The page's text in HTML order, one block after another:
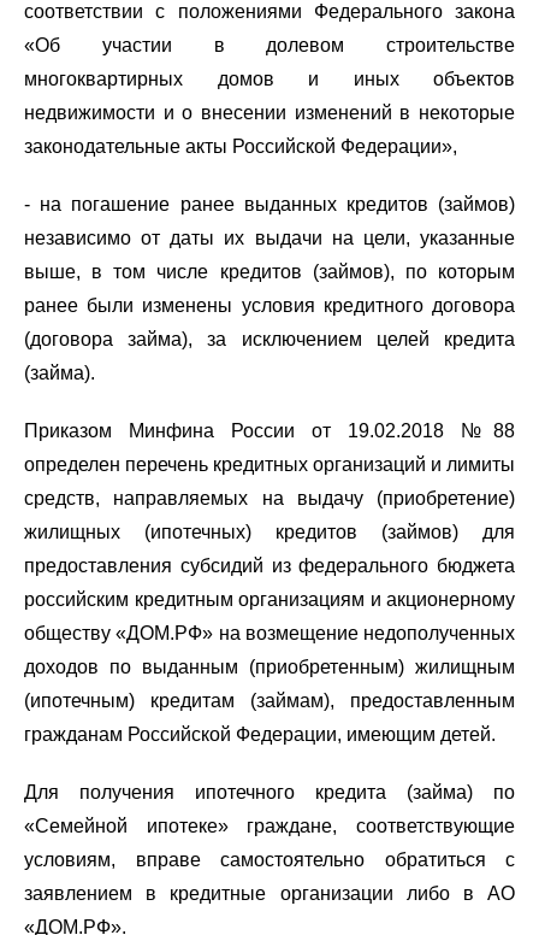
соответствии с положениями Федерального закона
«Об участии в долевом строительстве
многоквартирных домов и иных объектов
недвижимости и о внесении изменений в некоторые
законодательные акты Российской Федерации»,
- на погашение ранее выданных кредитов (займов)
независимо от даты их выдачи на цели, указанные
выше, в том числе кредитов (займов), по которым
ранее были изменены условия кредитного договора
(договора займа), за исключением целей кредита
(займа).
Приказом Минфина России от 19.02.2018 №88
определен перечень кредитных организаций и лимиты
средств, направляемых на выдачу (приобретение)
жилищных (ипотечных) кредитов (займов) для
предоставления субсидий из федерального бюджета
российским кредитным организациям и акционерному
обществу «ДОМ.РФ» на возмещение недополученных
доходов по выданным (приобретенным) жилищным
(ипотечным) кредитам (займам), предоставленным
гражданам Российской Федерации, имеющим детей.
Для получения ипотечного кредита (займа) по
«Семейной ипотеке» граждане, соответствующие
условиям, вправе самостоятельно обратиться с
заявлением в кредитные организации либо в АО
«ДОМ.РФ».